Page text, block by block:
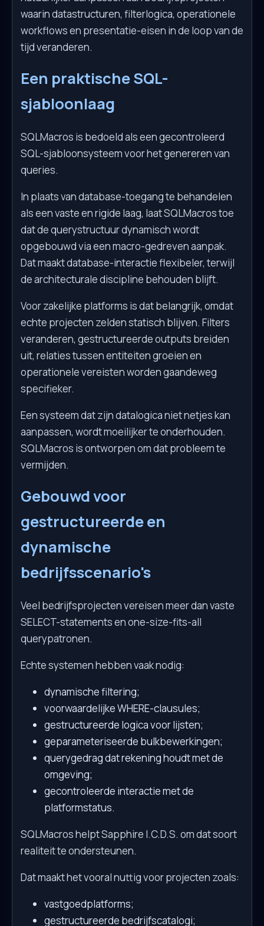
waarin datastructuren, filterlogica, operationele
workflows en presentatie-eisen in de loop van de
tijd veranderen.
Een praktische SQL-
sjabloonlaag
SQLMacros is bedoeld als een gecontroleerd
SQL-sjabloonsysteem voor het genereren van
queries.
In plaats van database-toegang te behandelen
als een vaste en rigide laag, laat SQLMacros toe
dat de querystructuur dynamisch wordt
opgebouwd via een macro-gedreven aanpak.
Dat maakt database-interactie flexibeler, terwijl
de architecturale discipline behouden blijft.
Voor zakelijke platforms is dat belangrijk, omdat
echte projecten zelden statisch blijven. Filters
veranderen, gestructureerde outputs breiden
uit, relaties tussen entiteiten groeien en
operationele vereisten worden gaandeweg
specifieker.
Een systeem dat zijn datalogica niet netjes kan
aanpassen, wordt moeilijker te onderhouden.
SQLMacros is ontworpen om dat probleem te
vermijden.
Gebouwd voor
gestructureerde en
dynamische
bedrijfsscenario's
Veel bedrijfsprojecten vereisen meer dan vaste
SELECT-statements en one-size-fits-all
querypatronen.
Echte systemen hebben vaak nodig:
dynamische filtering;
voorwaardelijke WHERE-clausules;
gestructureerde logica voor lijsten;
geparameteriseerde bulkbewerkingen;
querygedrag dat rekening houdt met de
omgeving;
gecontroleerde interactie met de
platformstatus.
SQLMacros helpt Sapphire I.C.D.S. om dat soort
realiteit te ondersteunen.
Dat maakt het vooral nuttig voor projecten zoals:
vastgoedplatforms;
gestructureerde bedrijfscatalogi;